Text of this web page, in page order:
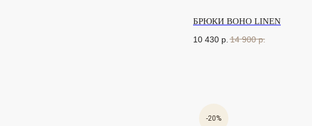
БРЮКИ BOHO LINEN
10 430 р. 14 900 р.
-20%